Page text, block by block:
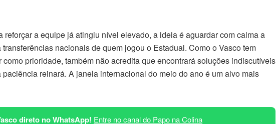
reforçar a equipe já atingiu nível elevado, a ideia é aguardar com calma a
nacionais de quem jogou o Estadual. Como o Vasco tem
como prioridade, também não acredita que encontrará soluções indiscutíveis
paciência reinará. A janela internacional do meio do ano é um alvo mais
direto no WhatsApp! Entre no canal do Papo na Colina